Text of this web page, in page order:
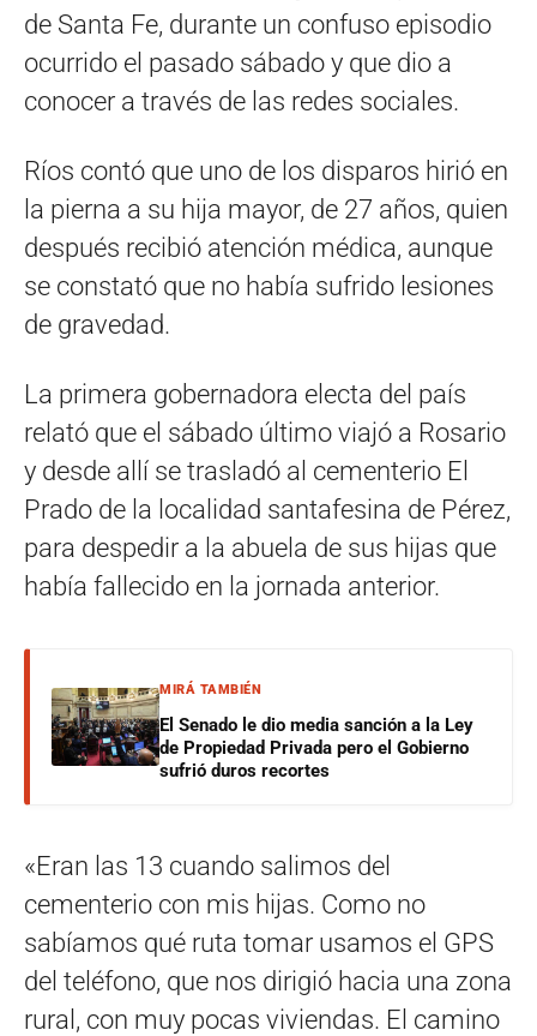
de Santa Fe, durante un confuso episodio
ocurrido el pasado sábado y que dio a
conocer a través de las redes sociales.
Ríos contó que uno de los disparos hirió en
la pierna a su hija mayor, de 27 años, quien
después recibió atención médica, aunque
se constató que no había sufrido lesiones
de gravedad.
La primera gobernadora electa del país
relató que el sábado último viajó a Rosario
y desde allí se trasladó al cementerio El
Prado de la localidad santafesina de Pérez,
para despedir a la abuela de sus hijas que
había fallecido en la jornada anterior.
MIRÁ TAMBIÉN
El Senado le dio media sanción a la Ley
de Propiedad Privada pero el Gobierno
sufrió duros recortes
«Eran las 13 cuando salimos del
cementerio con mis hijas. Como no
sabíamos qué ruta tomar usamos el GPS
del teléfono, que nos dirigió hacia una zona
rural, con muy pocas viviendas. El camino